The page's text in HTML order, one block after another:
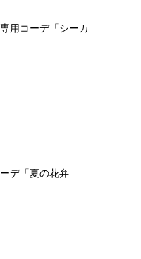
用コーデ「シーカ
デ「夏の花弁